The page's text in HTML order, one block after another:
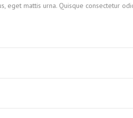
eget mattis urna. Quisque consectetur